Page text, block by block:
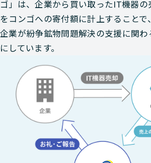
ゴ」は、企業から買い取ったIT機器
をコンゴへの寄付額に計上することで
企業が紛争鉱物問題解決の支援に関わ
にしています。